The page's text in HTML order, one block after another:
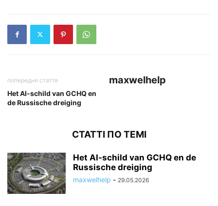
попередня стаття
Het AI-schild van GCHQ en
de Russische dreiging
maxwelhelp
СТАТТІ ПО ТЕМІ
Het AI-schild van GCHQ en de
Russische dreiging
maxwelhelp - 29.05.2026